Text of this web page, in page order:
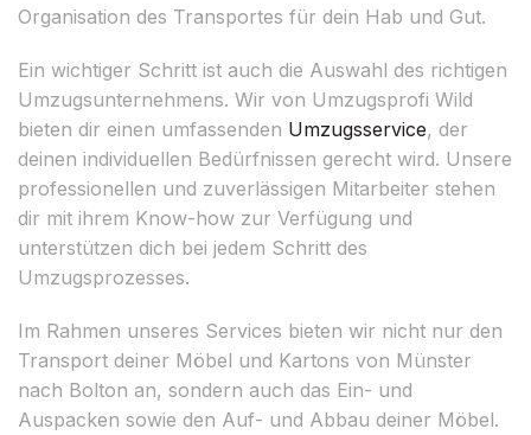
Organisation des Transportes für dein Hab und Gut.
Ein wichtiger Schritt ist auch die Auswahl des richtigen
Umzugsunternehmens. Wir von Umzugsprofi Wild
bieten dir einen umfassenden Umzugsservice, der
deinen individuellen Bedürfnissen gerecht wird. Unsere
professionellen und zuverlässigen Mitarbeiter stehen
dir mit ihrem Know-how zur Verfügung und
unterstützen dich bei jedem Schritt des
Umzugsprozesses.
Im Rahmen unseres Services bieten wir nicht nur den
Transport deiner Möbel und Kartons von Münster
nach Bolton an, sondern auch das Ein- und
Auspacken sowie den Auf- und Abbau deiner Möbel.